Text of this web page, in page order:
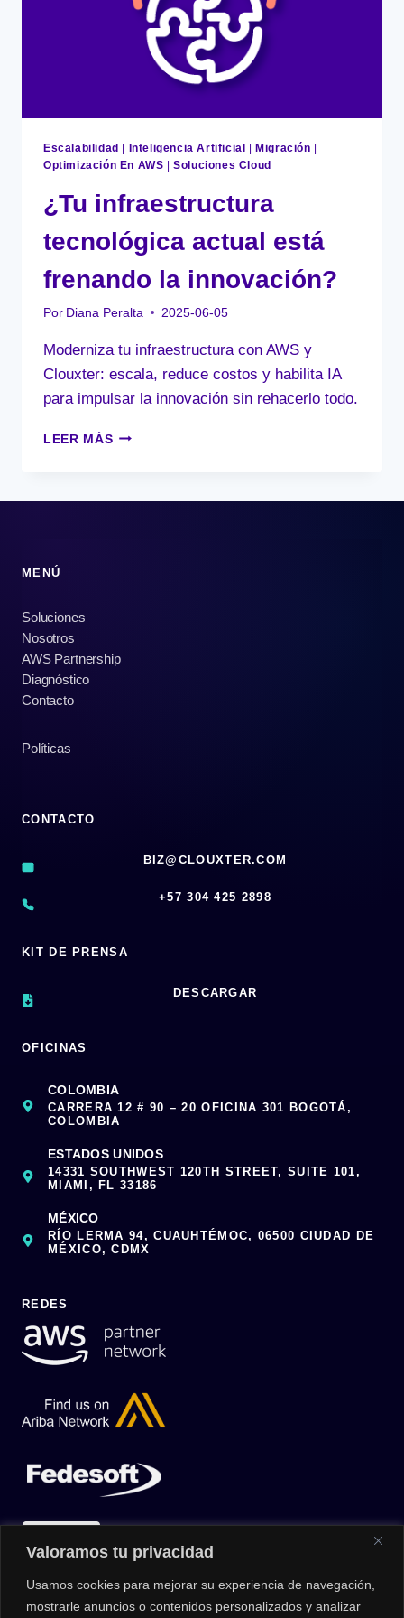
Valoramos tu privacidad
Usamos cookies para mejorar su experiencia de navegación,
mostrarle anuncios o contenidos personalizados y analizar
Escalabilidad | Inteligencia Artificial |Migración |
Optimización En AWS |Soluciones Cloud
¿Tu infraestructura
tecnológica actual está
frenando la innovación?
Por Diana Peralta 2025-06-05
Moderniza tu infraestructura con AWS y
Clouxter: escala, reduce costos y habilita IA
para impulsar la innovación sin rehacerlo todo.
LEER MÁS¿TU
MENÚ
Soluciones
Nosotros
AWS Partnership
Diagnóstico
Contacto
Políticas
CONTACTO
BIZ@CLOUXTER.COM
‪+57 304 425 2898
KIT DE PRENSA
DESCARGAR
OFICINAS
COLOMBIA
CARRERA 12 # 90 – 20 OFICINA 301 BOGOTÁ,
COLOMBIA
ESTADOS UNIDOS
14331 SOUTHWEST 120TH STREET, SUITE 101,
MIAMI, FL 33186
MÉXICO
RÍO LERMA 94, CUAUHTÉMOC, 06500 CIUDAD DE
MÉXICO, CDMX
REDES